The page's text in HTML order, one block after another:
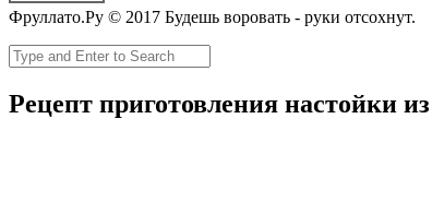
Фруллато.Ру © 2017 Будешь воровать - руки отсохнут.
Рецепт приготовления настойки